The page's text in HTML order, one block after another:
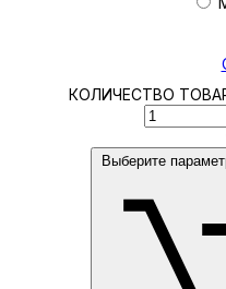
КОЛИЧЕСТВО
Выберите